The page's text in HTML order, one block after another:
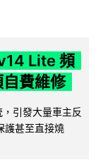
Lite 頻
費維修
引發大量車主反
護甚至直接燒